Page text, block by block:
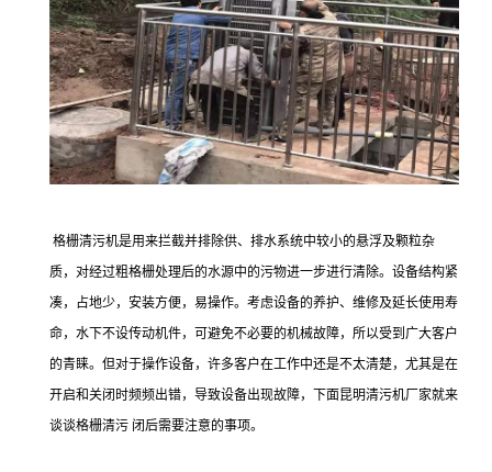
格栅清污机是用来拦截并排除供、排水系统中较小的悬浮及颗粒杂
质，对经过粗格栅处理后的水源中的污物进一步进行清除。设备结构紧
凑，占地少，安装方便，易操作。考虑设备的养护、维修及延长使用寿
命，水下不设传动机件，可避免不必要的机械故障，所以受到广大客户
的青睐。但对于操作设备，许多客户在工作中还是不太清楚，尤其是在
开启和关闭时频频出错，导致设备出现故障，下面昆明清污机厂家就来
谈谈格栅清污 闭后需要注意的事项。